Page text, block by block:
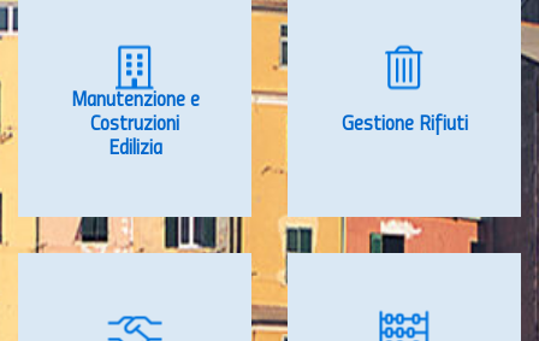
Manutenzione e
Costruzioni
Edilizia
Gestione Rifiuti